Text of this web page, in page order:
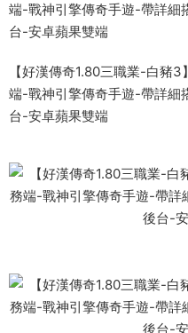
端-戰神引擎傳奇手遊-帶詳細
台-安卓蘋果雙端
【好漢傳奇1.80三職業-白豬
端-戰神引擎傳奇手遊-帶詳細
台-安卓蘋果雙端